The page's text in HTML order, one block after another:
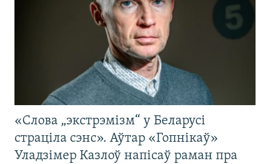
«Слова „экстрэмізм“ у Беларусі
страціла сэнс». Аўтар «Гопнікаў»
Уладзімер Казлоў напісаў раман пра